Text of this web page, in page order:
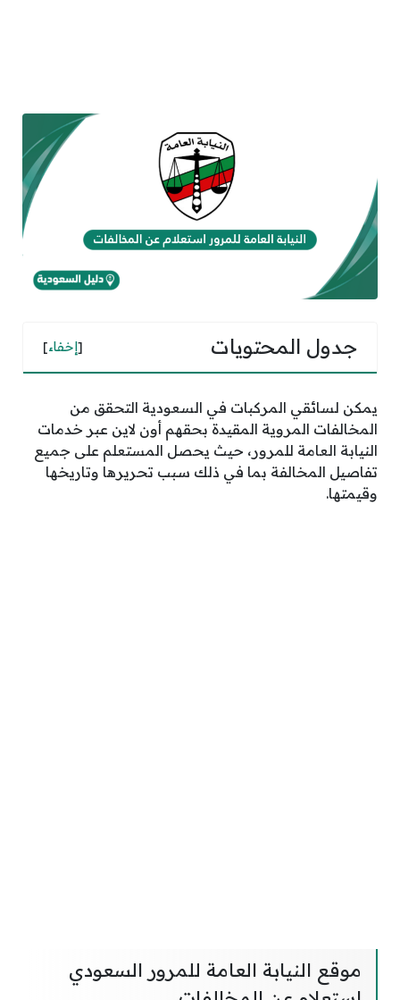
جدول المحتويات [إخفاء]
يمكن لسائقي المركبات في السعودية التحقق من
المخالفات المروية المقيدة بحقهم أون لاين عبر خدمات
النيابة العامة للمرور، حيث يحصل المستعلم على جميع
تفاصيل المخالفة بما في ذلك سبب تحريرها وتاريخها
وقيمتها.
موقع النيابة العامة للمرور السعودي